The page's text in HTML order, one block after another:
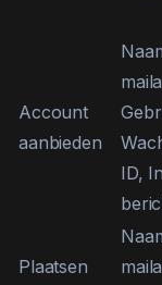
Account
aanbieden
ID,
Plaatsen